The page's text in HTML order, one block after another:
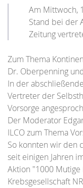
Am Mittwoch,
Stand bei der
Zeitung
Zum Thema
Dr. Oberpenning
In der
Vertreter der
Vorsorge
Der Moderator
ILCO zum Thema
So konnten wir den
seit einigen Jahren
Aktion "1000
Krebsgesellschaft